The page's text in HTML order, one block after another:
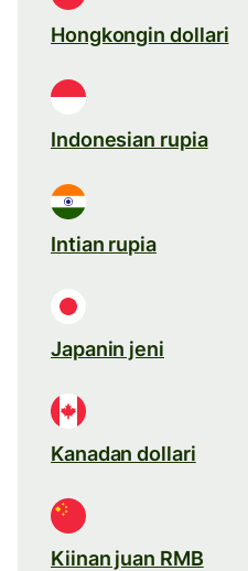
Hongkongin dollari
Indonesian rupia
Intian rupia
Japanin jeni
Kanadan dollari
Kiinan juan RMB